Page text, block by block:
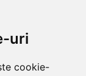
uri
cookie-